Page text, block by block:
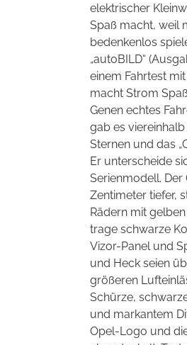
elektrischer
Spaß macht, weil
bedenkenlos
„autoBILD“
einem Fahrtest
macht Strom
Genen echtes
gab es
Sternen und das
Er unterscheide
Serienmodell. Der
Zentimeter tiefer,
Rädern mit
trage schwarze
Vizor-Panel und
und Heck seien
größeren
Schürze,
und markantem
Opel-Logo und